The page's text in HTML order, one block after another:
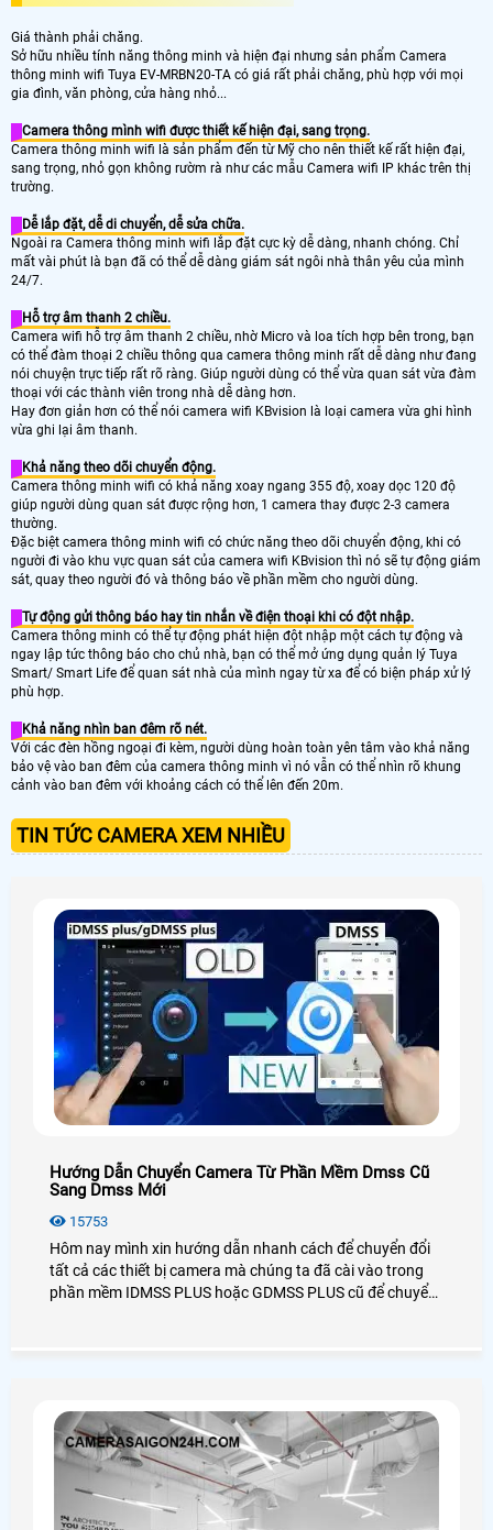
Giá thành phải chăng.
Sở hữu nhiều tính năng thông minh và hiện đại nhưng sản phẩm Camera
thông minh wifi Tuya EV-MRBN20-TA có giá rất phải chăng, phù hợp với mọi
gia đình, văn phòng, cửa hàng nhỏ...
Camera thông mình wifi được thiết kế hiện đại, sang trọng.
Camera thông minh wifi là sản phẩm đến từ Mỹ cho nên thiết kế rất hiện đại,
sang trọng, nhỏ gọn không rườm rà như các mẫu Camera wifi IP khác trên thị
trường.
Dễ lắp đặt, dễ di chuyển, dễ sửa chữa.
Ngoài ra Camera thông minh wifi lắp đặt cực kỳ dễ dàng, nhanh chóng. Chỉ
mất vài phút là bạn đã có thể dễ dàng giám sát ngôi nhà thân yêu của mình
24/7.
Hỗ trợ âm thanh 2 chiều.
Camera wifi hỗ trợ âm thanh 2 chiều, nhờ Micro và loa tích hợp bên trong, bạn
có thể đàm thoại 2 chiều thông qua camera thông minh rất dễ dàng như đang
nói chuyện trực tiếp rất rõ ràng. Giúp người dùng có thể vừa quan sát vừa đàm
thoại với các thành viên trong nhà dễ dàng hơn.
Hay đơn giản hơn có thể nói camera wifi KBvision là loại camera vừa ghi hình
vừa ghi lại âm thanh.
Khả năng theo dõi chuyển động.
Camera thông minh wifi có khả năng xoay ngang 355 độ, xoay dọc 120 độ
giúp người dùng quan sát được rộng hơn, 1 camera thay được 2-3 camera
thường.
Đặc biệt camera thông minh wifi có chức năng theo dõi chuyển động, khi có
người đi vào khu vực quan sát của camera wifi KBvision thì nó sẽ tự động giám
sát, quay theo người đó và thông báo về phần mềm cho người dùng.
Tự động gửi thông báo hay tin nhắn về điện thoại khi có đột nhập.
Camera thông minh có thể tự động phát hiện đột nhập một cách tự động và
ngay lập tức thông báo cho chủ nhà, bạn có thể mở ứng dụng quản lý Tuya
Smart/ Smart Life để quan sát nhà của mình ngay từ xa để có biện pháp xử lý
phù hợp.
Khả năng nhìn ban đêm rõ nét.
Với các đèn hồng ngoại đi kèm, người dùng hoàn toàn yên tâm vào khả năng
bảo vệ vào ban đêm của camera thông minh vì nó vẫn có thể nhìn rõ khung
cảnh vào ban đêm với khoảng cách có thể lên đến 20m.
TIN TỨC CAMERA XEM NHIỀU
Hướng Dẫn Chuyển Camera Từ Phần Mềm Dmss Cũ
Sang Dmss Mới
15753
Hôm nay mình xin hướng dẫn nhanh cách để chuyển đổi
tất cả các thiết bị camera mà chúng ta đã cài vào trong
phần mềm IDMSS PLUS hoặc GDMSS PLUS cũ để chuyển